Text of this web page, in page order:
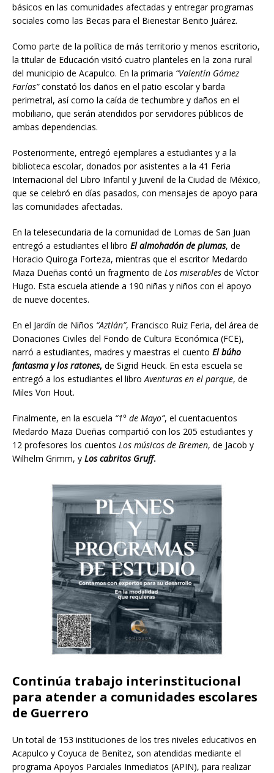
básicos en las comunidades afectadas y entregar programas
sociales como las Becas para el Bienestar Benito Juárez.
Como parte de la política de más territorio y menos escritorio,
la titular de Educación visitó cuatro planteles en la zona rural
del municipio de Acapulco. En la primaria “Valentín Gómez
Farías”constató los daños en el patio escolar y barda
perimetral, así como la caída de techumbre y daños en el
mobiliario, que serán atendidos por servidores públicos de
ambas dependencias.
Posteriormente, entregó ejemplares a estudiantes y a la
biblioteca escolar, donados por asistentes a la 41 Feria
Internacional del Libro Infantil y Juvenil de la Ciudad de México,
que se celebró en días pasados, con mensajes de apoyo para
las comunidades afectadas.
En la telesecundaria de la comunidad de Lomas de San Juan
entregó a estudiantes el libro El almohadón de plumas, de
Horacio Quiroga Forteza, mientras que el escritor Medardo
Maza Dueñas contó un fragmento de Los miserables de Víctor
Hugo. Esta escuela atiende a 190 niñas y niños con el apoyo
de nueve docentes.
En el Jardín de Niños “Aztlán”, Francisco Ruiz Feria, del área de
Donaciones Civiles del Fondo de Cultura Económica (FCE),
narró a estudiantes, madres y maestras el cuento El búho
fantasma y los ratones, de Sigrid Heuck. En esta escuela se
entregó a los estudiantes el libro Aventuras en el parque, de
Miles Von Hout.
Finalmente, en la escuela “1° de Mayo”, el cuentacuentos
Medardo Maza Dueñas compartió con los 205 estudiantes y
12 profesores los cuentos Los músicos de Bremen, de Jacob y
Wilhelm Grimm, y Los cabritos Gruff.
Continúa trabajo interinstitucional
para atender a comunidades escolares
de Guerrero
Un total de 153 instituciones de los tres niveles educativos en
Acapulco y Coyuca de Benítez, son atendidas mediante el
programa Apoyos Parciales Inmediatos (APIN), para realizar